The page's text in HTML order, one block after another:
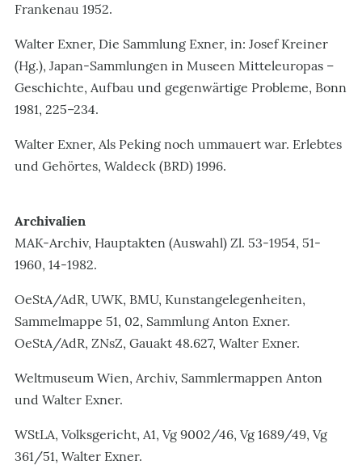
Frankenau 1952.
Walter Exner, Die Sammlung Exner, in: Josef Kreiner
(Hg.), Japan-Sammlungen in Museen Mitteleuropas –
Geschichte, Aufbau und gegenwärtige Probleme, Bonn
1981, 225–234.
Walter Exner, Als Peking noch ummauert war. Erlebtes
und Gehörtes, Waldeck (BRD) 1996.
Archivalien
MAK-Archiv, Hauptakten (Auswahl) Zl. 53-1954, 51-
1960, 14-1982.
OeStA/AdR, UWK, BMU, Kunstangelegenheiten,
Sammelmappe 51, 02, Sammlung Anton Exner.
OeStA/AdR, ZNsZ, Gauakt 48.627, Walter Exner.
Weltmuseum Wien, Archiv, Sammlermappen Anton
und Walter Exner.
WStLA, Volksgericht, A1, Vg 9002/46, Vg 1689/49, Vg
361/51, Walter Exner.